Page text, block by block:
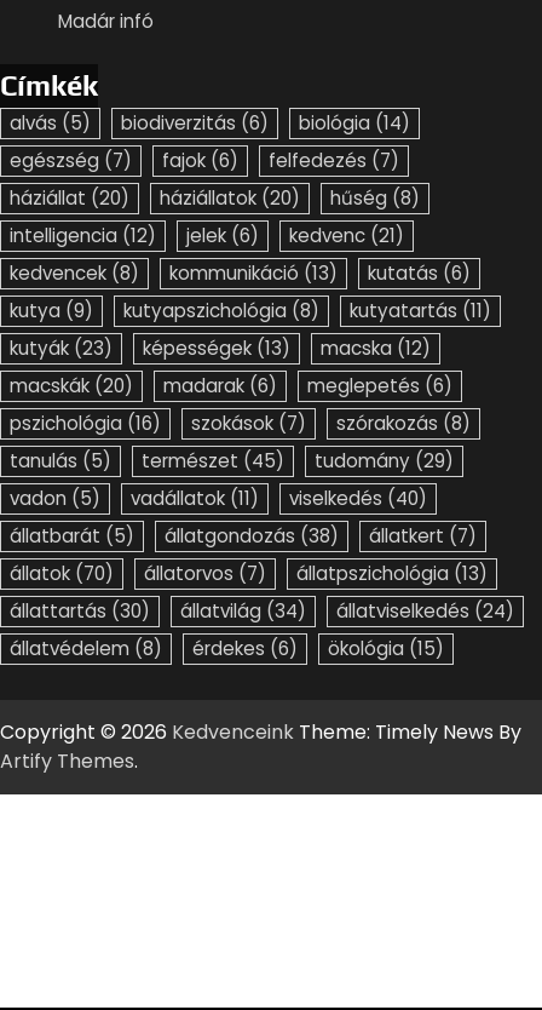
Madár infó
Címkék
alvás (5) biodiverzitás (6) biológia (14)
egészség (7) fajok (6) felfedezés (7)
háziállat (20) háziállatok (20) hűség (8)
intelligencia (12) jelek (6) kedvenc (21)
kedvencek (8) kommunikáció (13) kutatás (6)
kutya (9) kutyapszichológia (8) kutyatartás (11)
kutyák (23) képességek (13) macska (12)
macskák (20) madarak (6) meglepetés (6)
pszichológia (16) szokások (7) szórakozás (8)
tanulás (5) természet (45) tudomány (29)
vadon (5) vadállatok (11) viselkedés (40)
állatbarát (5) állatgondozás (38) állatkert (7)
állatok (70) állatorvos (7) állatpszichológia (13)
állattartás (30) állatvilág (34) állatviselkedés (24)
állatvédelem (8) érdekes (6) ökológia (15)
Copyright © 2026 Kedvenceink Theme: Timely News By
Artify Themes.